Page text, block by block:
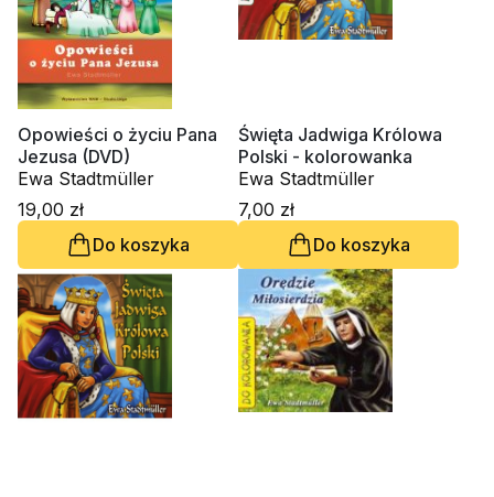
Opowieści o życiu Pana
Jezusa (DVD)
Ewa Stadtmüller
19,00 zł
Do koszyka
Święta Jadwiga Królowa
Polski - kolorowanka
Ewa Stadtmüller
7,00 zł
Do koszyka